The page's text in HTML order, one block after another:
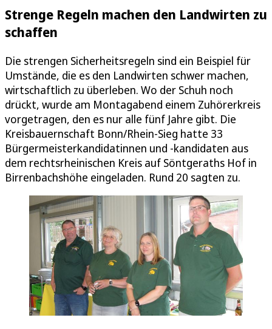
Strenge Regeln machen den Landwirten zu
schaffen
Die strengen Sicherheitsregeln sind ein Beispiel für
Umstände, die es den Landwirten schwer machen,
wirtschaftlich zu überleben. Wo der Schuh noch
drückt, wurde am Montagabend einem Zuhörerkreis
vorgetragen, den es nur alle fünf Jahre gibt. Die
Kreisbauernschaft Bonn/Rhein-Sieg hatte 33
Bürgermeisterkandidatinnen und -kandidaten aus
dem rechtsrheinischen Kreis auf Söntgeraths Hof in
Birrenbachshöhe eingeladen. Rund 20 sagten zu.